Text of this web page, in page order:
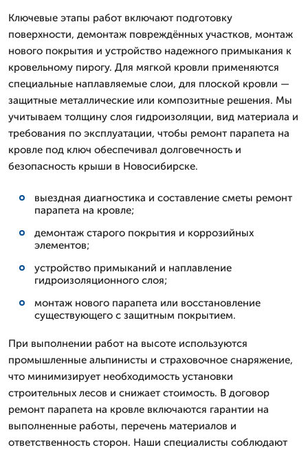
Ключевые этапы работ включают подготовку
поверхности, демонтаж повреждённых участков, монтаж
нового покрытия и устройство надежного примыкания к
кровельному пирогу. Для мягкой кровли применяются
специальные наплавляемые слои, для плоской кровли —
защитные металлические или композитные решения. Мы
учитываем толщину слоя гидроизоляции, вид материала и
требования по эксплуатации, чтобы ремонт парапета на
кровле под ключ обеспечивал долговечность и
безопасность крыши в Новосибирске.
выездная диагностика и составление сметы ремонт
парапета на кровле;
демонтаж старого покрытия и коррозийных
элементов;
устройство примыканий и наплавление
гидроизоляционного слоя;
монтаж нового парапета или восстановление
существующего с защитным покрытием.
При выполнении работ на высоте используются
промышленные альпинисты и страховочное снаряжение,
что минимизирует необходимость установки
строительных лесов и снижает стоимость. В договор
ремонт парапета на кровле включаются гарантии на
выполненные работы, перечень материалов и
ответственность сторон. Наши специалисты соблюдают